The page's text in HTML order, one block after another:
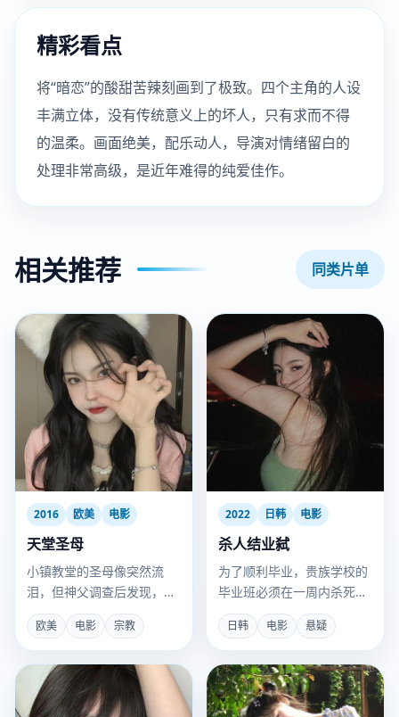
精彩看点
将“暗恋”的酸甜苦辣刻画到了极致。四个主角的人设
丰满立体，没有传统意义上的坏人，只有求而不得
的温柔。画面绝美，配乐动人，导演对情绪留白的
处理非常高级，是近年难得的纯爱佳作。
相关推荐 同类片单
2016 欧美 电影
天堂圣母
小镇教堂的圣母像突然流
泪，但神父调查后发现，眼
泪的成分是工业酸雨。
欧美 电影 宗教
2022 日韩 电影
杀人结业弑
为了顺利毕业，贵族学校的
毕业班必须在一周内杀死那
个没资格拿证书的同学。
日韩 电影 悬疑